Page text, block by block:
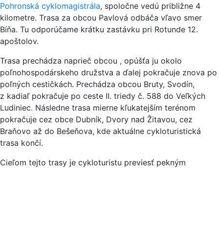
Pohronská cyklomagistrála, spoločne vedú približne 4
kilometre. Trasa za obcou Pavlová odbáča vľavo smer
Bíňa. Tu odporúčame krátku zastávku pri Rotunde 12.
apoštolov.
Trasa prechádza naprieč obcou , opúšťa ju okolo
poľnohospodárskeho družstva a ďalej pokračuje znova po
poľných cestičkách. Prechádza obcou Bruty, Svodín,
z kadiaľ pokračuje po ceste II. triedy č. 588 do Veľkých
Ludiniec. Následne trasa mierne kľukatejším terénom
pokračuje cez obce Dubník, Dvory nad Žitavou, cez
Braňovo až do Bešeňova, kde aktuálne cykloturistická
trasa končí.
Cieľom tejto trasy je cykloturistu previesť pekným